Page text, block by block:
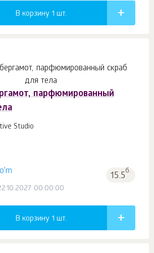
В корзину 1 шт.
парфюмированный
Studio
15.5б.
00:00:00
В корзину 1 шт.